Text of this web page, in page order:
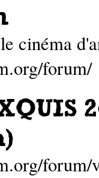
cinéma
forum/